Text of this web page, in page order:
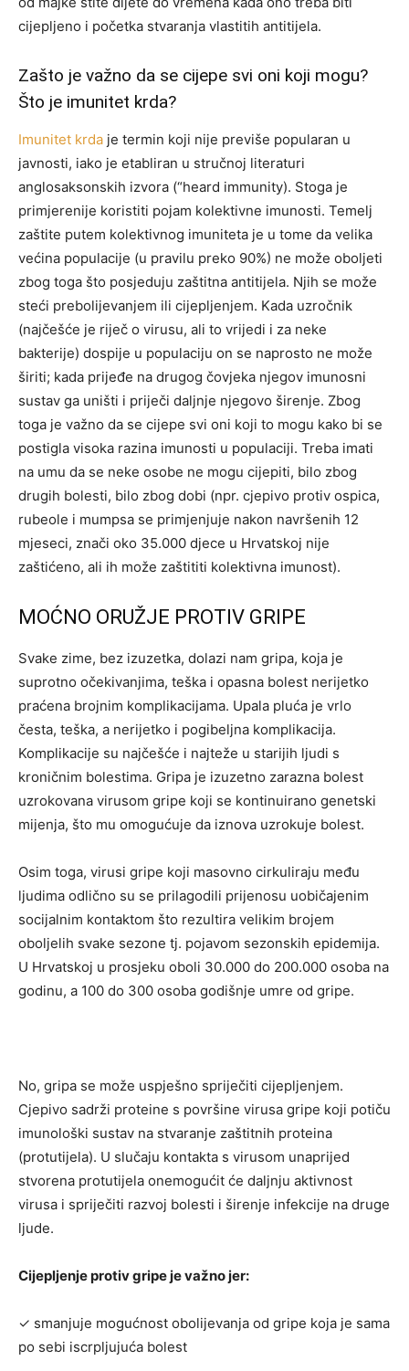
cijepljeno i početka stvaranja vlastitih antitijela.
Zašto je važno da se cijepe svi oni koji mogu?
Što je imunitet krda?
Imunitet krda je termin koji nije previše popularan u
javnosti, iako je etabliran u stručnoj literaturi
anglosaksonskih izvora (“heard immunity). Stoga je
primjerenije koristiti pojam kolektivne imunosti. Temelj
zaštite putem kolektivnog imuniteta je u tome da velika
većina populacije (u pravilu preko 90%) ne može oboljeti
zbog toga što posjeduju zaštitna antitijela. Njih se može
steći prebolijevanjem ili cijepljenjem. Kada uzročnik
(najčešće je riječ o virusu, ali to vrijedi i za neke
bakterije) dospije u populaciju on se naprosto ne može
širiti; kada prijeđe na drugog čovjeka njegov imunosni
sustav ga uništi i priječi daljnje njegovo širenje. Zbog
toga je važno da se cijepe svi oni koji to mogu kako bi se
postigla visoka razina imunosti u populaciji. Treba imati
na umu da se neke osobe ne mogu cijepiti, bilo zbog
drugih bolesti, bilo zbog dobi (npr. cjepivo protiv ospica,
rubeole i mumpsa se primjenjuje nakon navršenih 12
mjeseci, znači oko 35.000 djece u Hrvatskoj nije
zaštićeno, ali ih može zaštititi kolektivna imunost).
MOĆNO ORUŽJE PROTIV GRIPE
Svake zime, bez izuzetka, dolazi nam gripa, koja je
suprotno očekivanjima, teška i opasna bolest nerijetko
praćena brojnim komplikacijama. Upala pluća je vrlo
česta, teška, a nerijetko i pogibeljna komplikacija.
Komplikacije su najčešće i najteže u starijih ljudi s
kroničnim bolestima. Gripa je izuzetno zarazna bolest
uzrokovana virusom gripe koji se kontinuirano genetski
mijenja, što mu omogućuje da iznova uzrokuje bolest.
Osim toga, virusi gripe koji masovno cirkuliraju među
ljudima odlično su se prilagodili prijenosu uobičajenim
socijalnim kontaktom što rezultira velikim brojem
oboljelih svake sezone tj. pojavom sezonskih epidemija.
U Hrvatskoj u prosjeku oboli 30.000 do 200.000 osoba na
godinu, a 100 do 300 osoba godišnje umre od gripe.
No, gripa se može uspješno spriječiti cijepljenjem.
Cjepivo sadrži proteine s površine virusa gripe koji potiču
imunološki sustav na stvaranje zaštitnih proteina
(protutijela). U slučaju kontakta s virusom unaprijed
stvorena protutijela onemogućit će daljnju aktivnost
virusa i spriječiti razvoj bolesti i širenje infekcije na druge
ljude.
Cijepljenje protiv gripe je važno jer:
✓ smanjuje mogućnost obolijevanja od gripe koja je sama
po sebi iscrpljujuća bolest